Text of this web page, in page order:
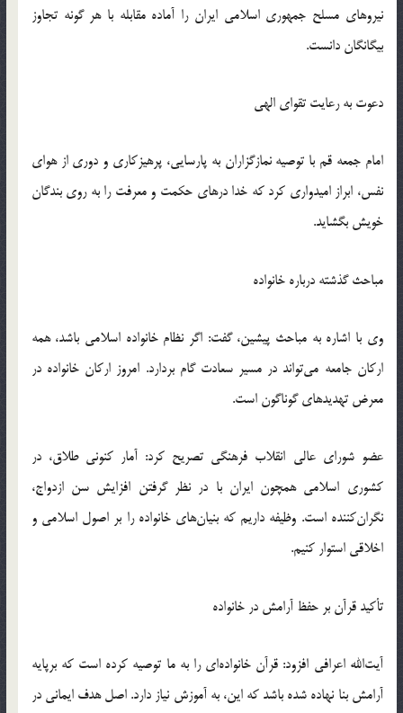
نیروهای مسلح جمهوری اسلامی ایران را آماده مقابله با هر گونه تجاوز
بیگانگان دانست.
دعوت به رعایت تقوای الهی
امام جمعه قم با توصیه نمازگزاران به پارسایی، پرهیزکاری و دوری از هوای
نفس، ابراز امیدواری کرد که خدا درهای حکمت و معرفت را به روی بندگان
خویش بگشاید.
مباحث گذشته درباره خانواده
وی با اشاره به مباحث پیشین، گفت: اگر نظام خانواده اسلامی باشد، همه
ارکان جامعه می‌تواند در مسیر سعادت گام بردارد. امروز ارکان خانواده در
معرض تهدیدهای گوناگون است.
عضو شورای عالی انقلاب فرهنگی تصریح کرد: آمار کنونی طلاق، در
کشوری اسلامی همچون ایران با در نظر گرفتن افزایش سن ازدواج،
نگران‌کننده است. وظیفه داریم که بنیان‌های خانواده را بر اصول اسلامی و
اخلاقی استوار کنیم.
تأکید قرآن بر حفظ آرامش در خانواده
آیت‌الله اعرافی افزود: قرآن خانواده‌ای را به ما توصیه کرده است که برپایه
آرامش بنا نهاده شده باشد که این، به آموزش نیاز دارد. اصل هدف ایمانی در